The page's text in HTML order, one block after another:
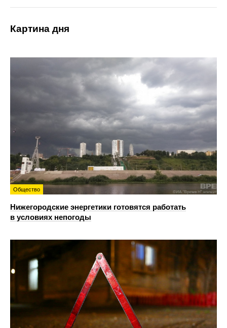
Картина дня
Общество
Нижегородские энергетики готовятся работать
в условиях непогоды